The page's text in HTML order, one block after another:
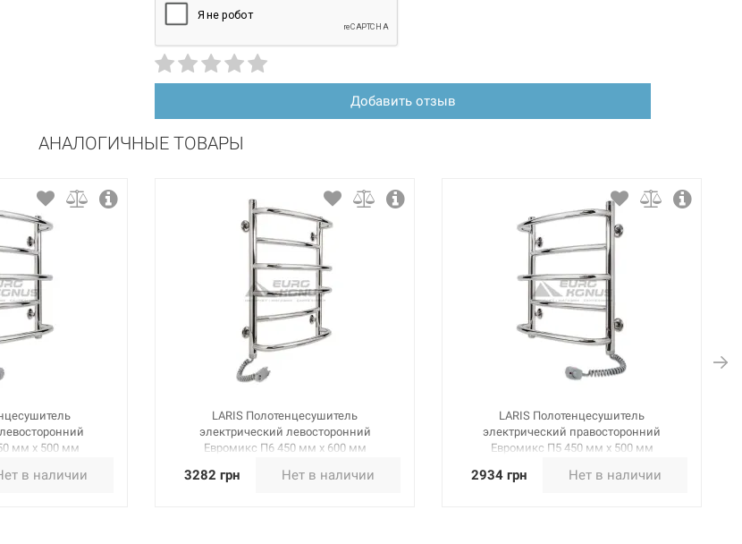
Добавить отзыв
АНАЛОГИЧНЫЕ ТОВАРЫ
мм х 500 мм
в наличии
LARIS Полотенцесушитель
электрический левосторонний
Евромикс П6 450 мм х 600 мм
3282 грн Нет в наличии
LARIS Полотенцесушитель
электрический правосторонний
Евромикс П5 450 мм х 500 мм
2934 грн Нет в наличии